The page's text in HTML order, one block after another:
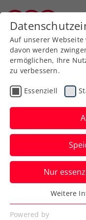
Zurück zur
Turniere
kassiert
Österreichs
Grand-Slam-
Punkt vom
Verfasst von: Manuel
Auf unserer Webseite
davon werden
ermöglichen, Ihre
zu verbessern.
Essenziell
Nur
Essenziell
Essenzielle Cookies
Weitere
Powered by